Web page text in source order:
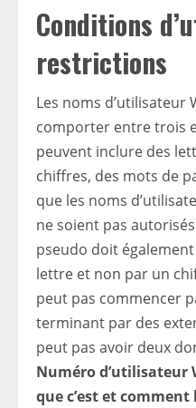
Conditions
restrictions
Les noms d’utilisateur
comporter entre trois
peuvent inclure des
chiffres, des mots de
que les noms
ne soient pas
pseudo doit
lettre et non par un
peut pas commencer
terminant par des
peut pas avoir deux
Numéro d’utilisateur
que c’est et